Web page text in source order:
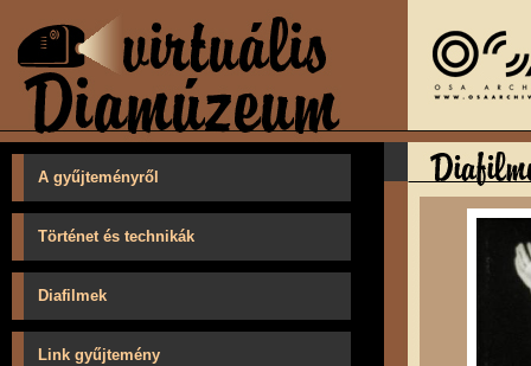
A gyűjteményről
Történet és technikák
Diafilmek
Link gyűjtemény